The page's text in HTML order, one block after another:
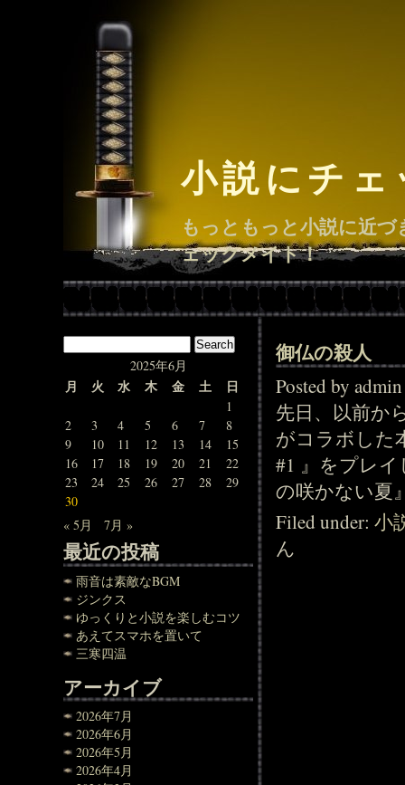
小説にチ
もっともっと小説に近
ェックメイト！
2025年6月
月 火 水 木 金 土 日
1
2
3 4 5 6 7
8
9
10 11 12 13 14
15
16
17 18 19 20 21
22
23
24 25 26 27 28
29
30
« 5月
7月 »
最近の投稿
雨音は素敵なBGM
ジンクス
ゆっくりと小説を楽しむコツ
あえてスマホを置いて
三寒四温
アーカイブ
2026年7月
2026年6月
2026年5月
2026年4月
御仏の殺人
Posted by
先日、以前か
がコラボした
#1 』をプレ
の咲かない夏
Filed under:小
ん